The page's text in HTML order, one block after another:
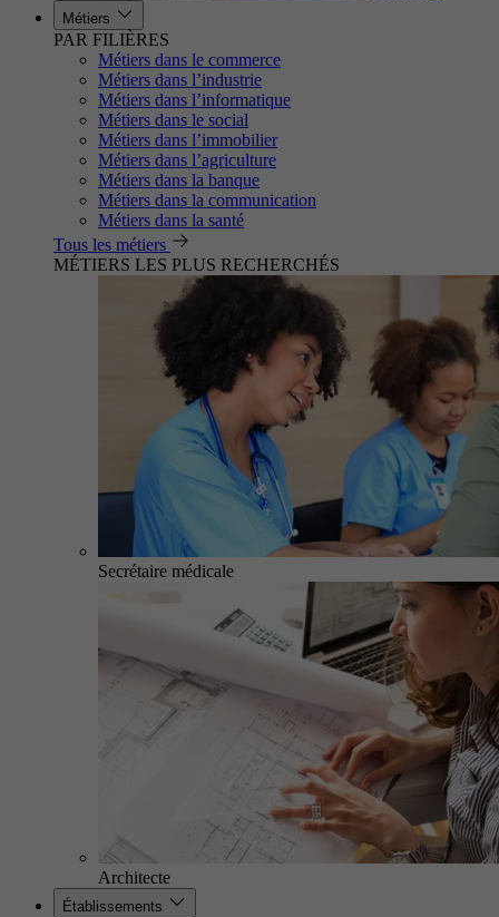
Métiers
PAR FILIÈRES
Métiers dans le commerce
Métiers dans l’industrie
Métiers dans l’informatique
Métiers dans le social
Métiers dans l’immobilier
Métiers dans l’agriculture
Métiers dans la banque
Métiers dans la communication
Métiers dans la santé
Tous les métiers
MÉTIERS LES PLUS RECHERCHÉS
Secrétaire médicale
Architecte
Établissements